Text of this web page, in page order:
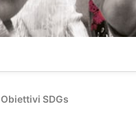
Obiettivi SDGs